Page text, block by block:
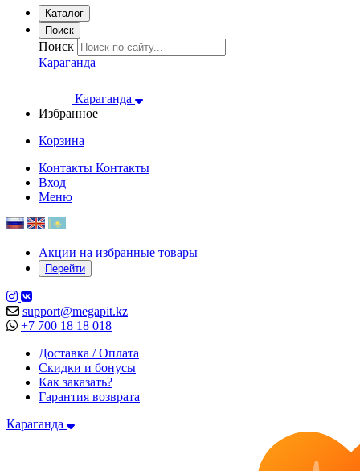
Каталог
Поиск
Поиск
Караганда
Караганда
Избранное
Корзина
Контакты Контакты
Вход
Меню
Акции на избранные товары
Перейти
support@megapit.kz
+7 700 18 18 018
Доставка / Оплата
Скидки и бонусы
Как заказать?
Гарантия возврата
Караганда